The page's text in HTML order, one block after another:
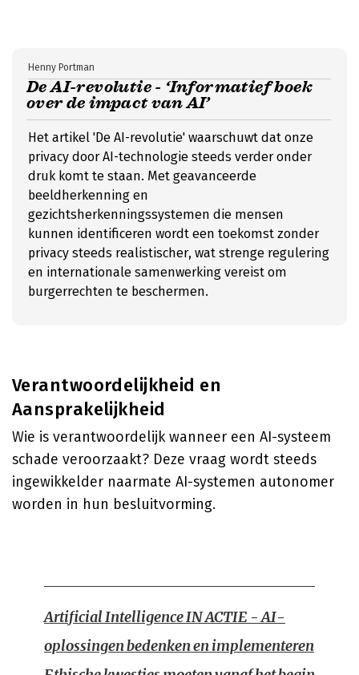
De AI-revolutie - ‘Informatief boek
over de impact van AI’
Henny Portman
Het artikel 'De AI-revolutie' waarschuwt dat onze
privacy door AI-technologie steeds verder onder
druk komt te staan. Met geavanceerde
beeldherkenning en
gezichtsherkenningssystemen die mensen
kunnen identificeren wordt een toekomst zonder
privacy steeds realistischer, wat strenge regulering
en internationale samenwerking vereist om
burgerrechten te beschermen.
Verantwoordelijkheid en
Aansprakelijkheid
Wie is verantwoordelijk wanneer een AI-systeem
schade veroorzaakt? Deze vraag wordt steeds
ingewikkelder naarmate AI-systemen autonomer
worden in hun besluitvorming.
Artificial Intelligence IN ACTIE - AI-
oplossingen bedenken en implementeren